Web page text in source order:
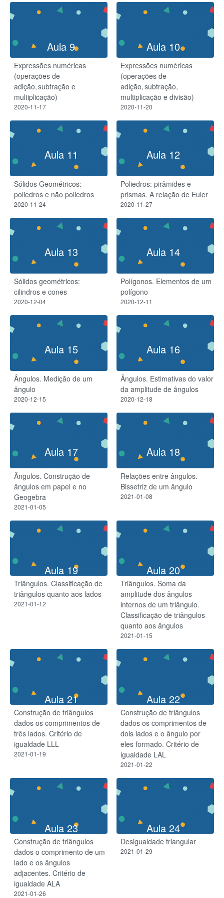
Aula 9
Expressões numéricas
(operações de
adição, subtração e
multiplicação)
2020-11-17
Aula 10
Expressões numéricas
(operações de
adição, subtração,
multiplicação e divisão)
2020-11-20
Aula 11
Sólidos Geométricos:
poliedros e não poliedros
2020-11-24
Aula 12
Poliedros: pirâmides e
prismas. A relação de Euler
2020-11-27
Aula 13
Sólidos geométricos:
cilindros e cones
2020-12-04
Aula 14
Polígonos. Elementos de um
polígono
2020-12-11
Aula 15
Ângulos. Medição de um
ângulo
2020-12-15
Aula 16
Ângulos. Estimativas do valor
da amplitude de ângulos
2020-12-18
Aula 17
Ângulos. Construção de
ângulos em papel e no
Geogebra
2021-01-05
Aula 18
Relações entre ângulos.
Bissetriz de um ângulo
2021-01-08
Aula 19
Triângulos. Classificação de
triângulos quanto aos lados
2021-01-12
Aula 20
Triângulos. Soma da
amplitude dos ângulos
internos de um triângulo.
Classificação de triângulos
quanto aos ângulos
2021-01-15
Aula 21
Construção de triângulos
dados os comprimentos de
três lados. Critério de
igualdade LLL
2021-01-19
Aula 22
Construção de triângulos
dados os comprimentos de
dois lados e o ângulo por
eles formado. Critério de
igualdade LAL
2021-01-22
Aula 23
Construção de triângulos
dados o comprimento de um
lado e os ângulos
adjacentes. Critério de
igualdade ALA
2021-01-26
Aula 24
Desigualdade triangular
2021-01-29